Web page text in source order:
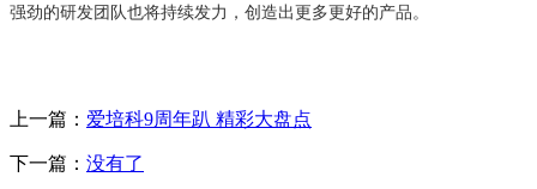
强劲的研发团队也将持续发力，创造出更多更好的产品。
上一篇： 爱培科9周年趴 精彩大盘点
下一篇： 没有了